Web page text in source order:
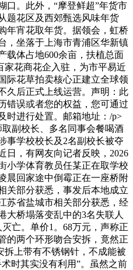
口。此外，“摩登鲜超”年货市
题花区及西郊甄选风味年货
年宵花取年货。据领会，虹桥
，坐落于上海市青浦区华新镇
载体占地600余亩，扶植总面
家花商花企入驻，为市平易近
际花草拍卖核心正建立全球领
久后正式上线运营。声明：此
错误或者您的权益，您可通过
时进行处置。邮箱地址：/p>
副校长、多名同事会餐喝酒
事学校校长及2名副校长被夺
日，有网友向记者反映，2026
小学体育教员任某正在取学校
晨回家途中倒霉正在一座桥附
关部分获悉，事发后本地成立
苏省盐城市相关部分获悉，经
大桥塌落变乱中的3名失联人
亡。单价1。68万元，声称正
的两个环形吻合安拆，竟然正
上带有不锈钢针，不成能被
时其实没有利用”。虽然之前